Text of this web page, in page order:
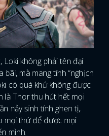
x
Loki không phải tên đại
bãi, mà mang tính “nghịch
có quá khứ không được
là Thor thu hút hết mọi
nảy sinh tính ghen tị,
mọi thứ để được mọi
mình.